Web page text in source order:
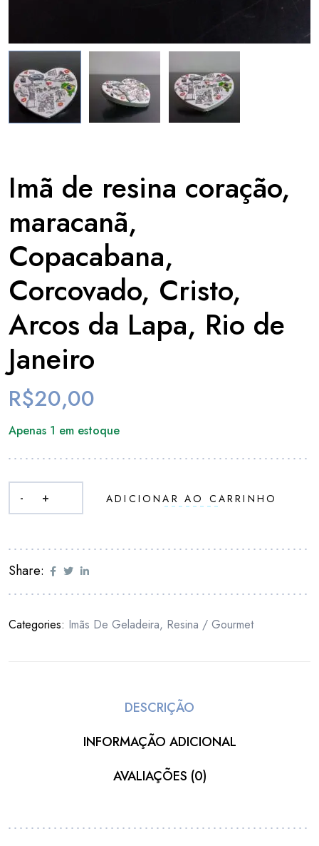
Imã de resina coração,
maracanã,
Copacabana,
Corcovado, Cristo,
Arcos da Lapa, Rio de
Janeiro
R$20,00
Apenas 1 em estoque
- + ADICIONAR AO CARRINHO
Share:
Categories: Imãs De Geladeira, Resina / Gourmet
DESCRIÇÃO
INFORMAÇÃO ADICIONAL
AVALIAÇÕES (0)